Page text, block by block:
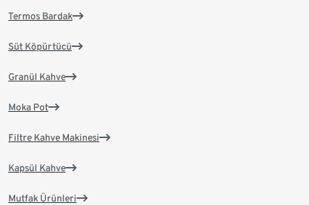
Termos Bardak
Süt Köpürtücü
Granül Kahve
Moka Pot
Filtre Kahve Makinesi
Kapsül Kahve
Mutfak Ürünleri